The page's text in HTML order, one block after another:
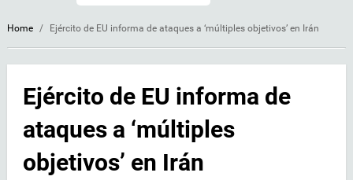
Home / Ejército de EU informa de ataques a ‘múltiples objetivos’ en Irán
Ejército de EU informa de
ataques a ‘múltiples
objetivos’ en Irán